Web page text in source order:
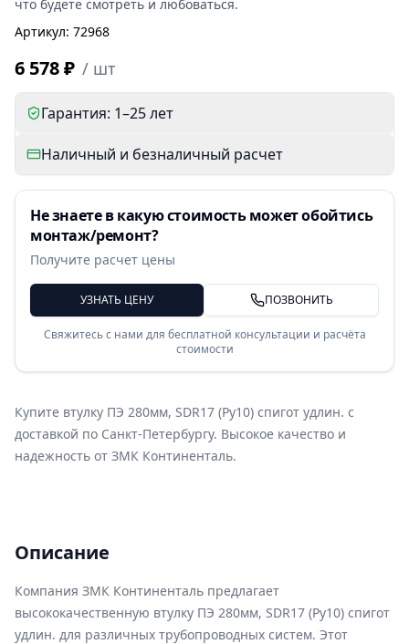
что будете смотреть и любоваться.
Артикул: 72968
6 578 ₽ / шт
Гарантия: 1–25 лет
Наличный и безналичный расчет
Не знаете в какую стоимость может обойтись
монтаж/ремонт?
Получите расчет цены
УЗНАТЬ ЦЕНУ ПОЗВОНИТЬ
Свяжитесь с нами для бесплатной консультации и расчёта
стоимости
Купите втулку ПЭ 280мм, SDR17 (Ру10) спигот удлин. с
доставкой по Санкт-Петербургу. Высокое качество и
надежность от ЗМК Континенталь.
Описание
Компания ЗМК Континенталь предлагает
высококачественную втулку ПЭ 280мм, SDR17 (Ру10) спигот
удлин. для различных трубопроводных систем. Этот